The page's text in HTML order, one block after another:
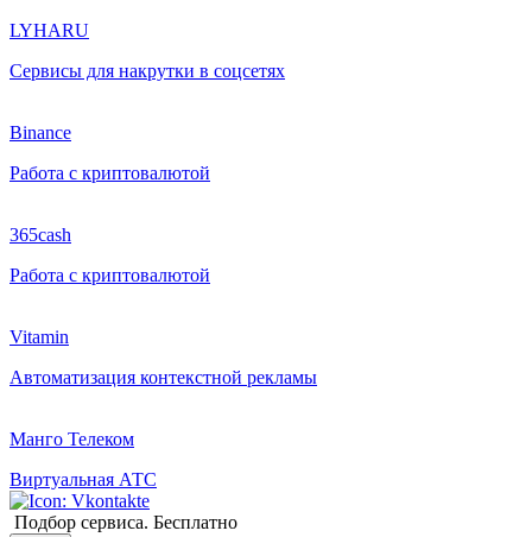
LYHARU
Сервисы для накрутки в соцсетях
Binance
Работа с криптовалютой
365cash
Работа с криптовалютой
Vitamin
Автоматизация контекстной рекламы
Манго Телеком
Виртуальная АТС
Подбор сервиса. Бесплатно